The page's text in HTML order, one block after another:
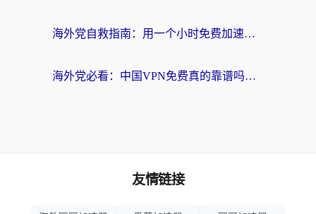
海外党自救指南：用一个小时免费加速器，轻松打破国内资源访问壁垒？
海外党必看：中国VPN免费真的靠谱吗？手把手教你选对回国加速器
友情链接